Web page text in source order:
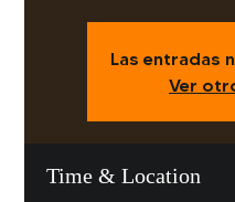
Las entradas
Ver
Time & Location